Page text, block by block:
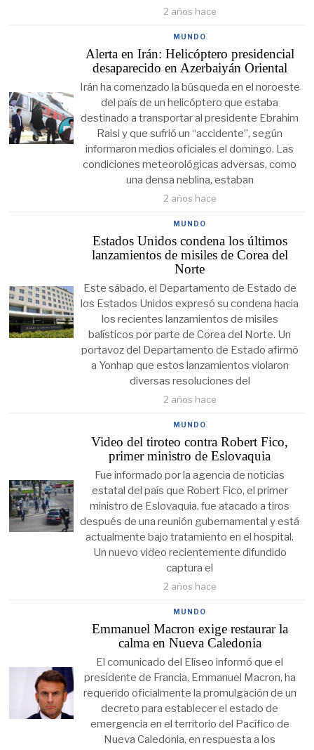
2 años hace
MUNDO
Alerta en Irán: Helicóptero presidencial
desaparecido en Azerbaiyán Oriental
Irán ha comenzado la búsqueda en el noroeste
del país de un helicóptero que estaba
destinado a transportar al presidente Ebrahim
Raisi y que sufrió un “accidente”, según
informaron medios oficiales el domingo. Las
condiciones meteorológicas adversas, como
una densa neblina, estaban
2 años hace
MUNDO
Estados Unidos condena los últimos
lanzamientos de misiles de Corea del
Norte
Este sábado, el Departamento de Estado de
los Estados Unidos expresó su condena hacia
los recientes lanzamientos de misiles
balísticos por parte de Corea del Norte. Un
portavoz del Departamento de Estado afirmó
a Yonhap que estos lanzamientos violaron
diversas resoluciones del
2 años hace
MUNDO
Video del tiroteo contra Robert Fico,
primer ministro de Eslovaquia
Fue informado por la agencia de noticias
estatal del país que Robert Fico, el primer
ministro de Eslovaquia, fue atacado a tiros
después de una reunión gubernamental y está
actualmente bajo tratamiento en el hospital.
Un nuevo video recientemente difundido
captura el
2 años hace
MUNDO
Emmanuel Macron exige restaurar la
calma en Nueva Caledonia
El comunicado del Elíseo informó que el
presidente de Francia, Emmanuel Macron, ha
requerido oficialmente la promulgación de un
decreto para establecer el estado de
emergencia en el territorio del Pacífico de
Nueva Caledonia, en respuesta a los